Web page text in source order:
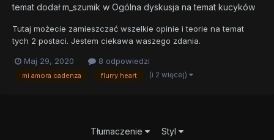
temat dodałm_szumik w Ogólna dyskusja na temat kucyków
Tutaj możecie zamieszczać wszelkie opinie i teorie na temat
tych 2 postaci. Jestem ciekawa waszego zdania.
Maj 29, 2020 8 odpowiedzi
mi amora cadenza flurry heart (i 2 więcej)
Tłumaczenie Styl